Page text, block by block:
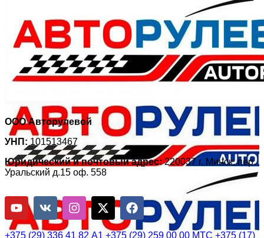
ООО Авторулевой
УНП: 101513467
Юридический и почтовый адрес:220037 г. Минск, пер.
Уральский д.15 оф. 558
+375 (29) 336 41 82 А1 +375 (29) 259 00 00 МТС +375 (17)